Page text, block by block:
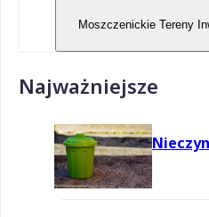
Moszczenickie Tereny
Najważniejsze